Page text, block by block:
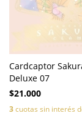
Cardcaptor
Deluxe 07
$21.000
3cuotas sin interés